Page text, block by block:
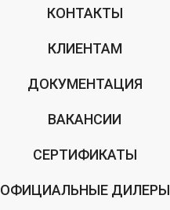
КОНТАКТЫ
КЛИЕНТАМ
ДОКУМЕНТАЦИЯ
ВАКАНСИИ
СЕРТИФИКАТЫ
ОФИЦИАЛЬНЫЕ ДИЛЕРЫ